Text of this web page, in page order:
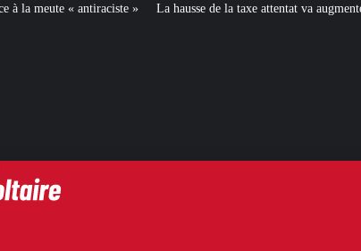
La hausse de la taxe attentat va augmenter votre assurance en 2027